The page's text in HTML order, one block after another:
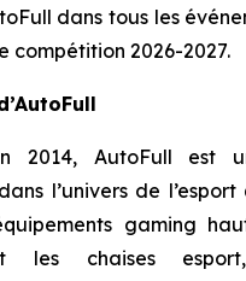
dans tous les
compétition 2026-2027.
2014, AutoFull est
l’univers de
gaming
les chaises